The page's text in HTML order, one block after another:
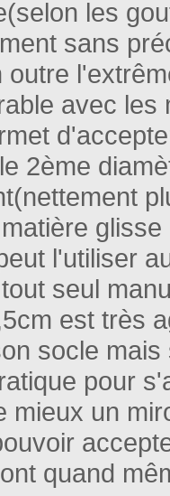
les
sans
outre
avec les
2ème
l'utiliser
seul
est très
socle
pour
mieux un
quand